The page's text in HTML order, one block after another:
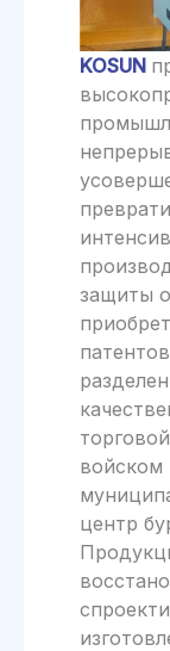
KOSUN
защиты
центр